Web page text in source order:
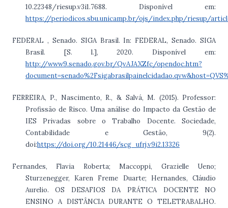
10.22348/riesup.v3i1.7688. Disponível em:
https://periodicos.sbu.unicamp.br/ojs/index.php/riesup/
FEDERAL , Senado. SIGA Brasil. In: FEDERAL, Senado. SIGA
Brasil. [S. l.], 2020. Disponível em:
http://www9.senado.gov.br/QvAJAXZfc/opendoc.htm?
FERREIRA, P., Nascimento, R., & Salvá, M. (2015). Professor:
Profissão de Risco. Uma análise do Impacto da Gestão de
IES Privadas sobre o Trabalho Docente. Sociedade,
Contabilidade e Gestão, 9(2).
doi:https://doi.org/10.21446/scg_ufrj.v9i2.13326
Fernandes, Flavia Roberta; Maccoppi, Grazielle Ueno;
Sturzenegger, Karen Freme Duarte; Hernandes, Cláudio
Aurelio. OS DESAFIOS DA PRÁTICA DOCENTE NO
ENSINO A DISTÂNCIA DURANTE O TELETRABALHO.